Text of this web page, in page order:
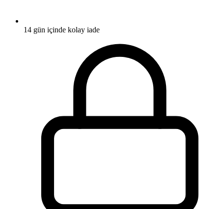
14 gün içinde kolay iade